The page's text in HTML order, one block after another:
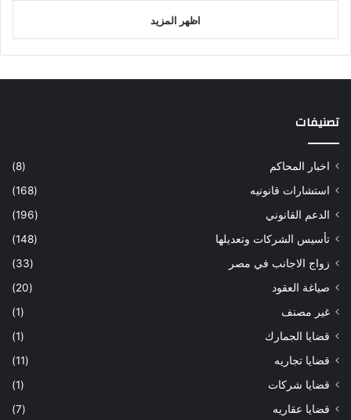
اظهر المزيد
تصنيفات
اخبار المحاكم
(8)
استشارات قانونيه
(168)
الدعم القانوني
(196)
تأسيس الشركات وتعديلها
(148)
زواج الاجانب في مصر
(33)
صياغة العقود
(20)
غير مصنف
(1)
قضايا الجمارك
(1)
قضايا تجاريه
(11)
قضايا شركات
(1)
قضايا عقاريه
(7)